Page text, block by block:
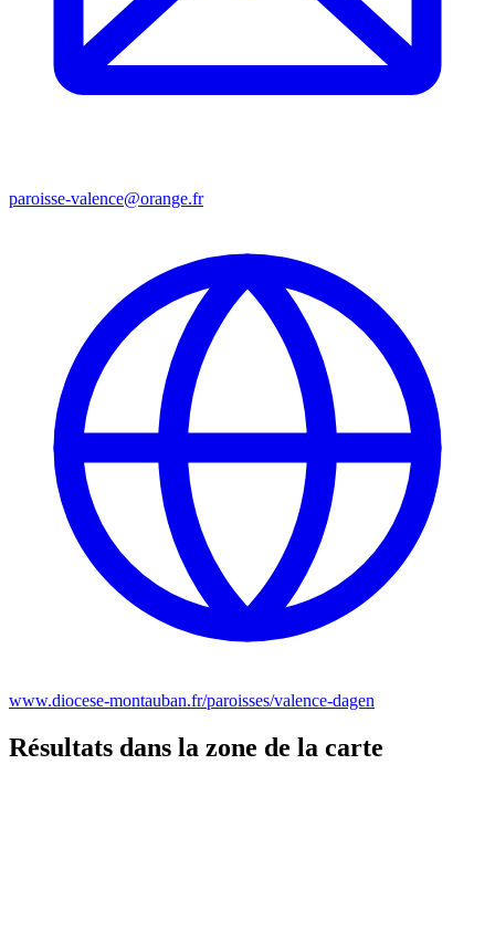
paroisse-valence@orange.fr
www.diocese-montauban.fr/paroisses/valence-dagen
Résultats dans la zone de la carte